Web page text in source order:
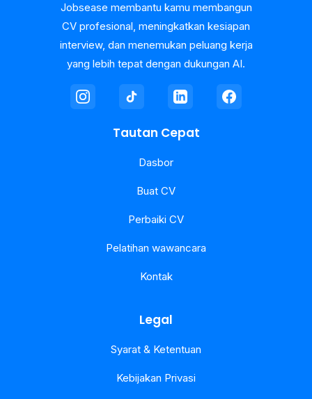
Jobsease membantu kamu membangun
CV profesional, meningkatkan kesiapan
interview, dan menemukan peluang kerja
yang lebih tepat dengan dukungan AI.
Tautan Cepat
Dasbor
Buat CV
Perbaiki CV
Pelatihan wawancara
Kontak
Legal
Syarat & Ketentuan
Kebijakan Privasi